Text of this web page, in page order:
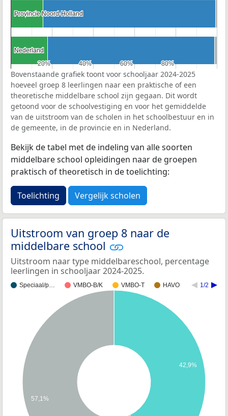
20%
20% 40%
40% 60%
60% 80%
80%
Provincie Noord-Holland
Provincie Noord-Holland
Nederland
Nederland
Bovenstaande grafiek toont voor schooljaar 2024-2025
hoeveel groep 8 leerlingen naar een praktische of een
theoretische middelbare school zijn gegaan. Dit wordt
getoond voor de schoolvestiging en voor het gemiddelde
van de uitstroom van de scholen in het schoolbestuur en in
de gemeente, in de provincie en in Nederland.
Bekijk de tabel met de indeling van alle soorten
middelbare school opleidingen naar de groepen
praktisch of theoretisch in de toelichting:
Toelichting Vergelijk scholen
Uitstroom van groep 8 naar de
middelbare school
Uitstroom naar type middelbareschool, percentage
leerlingen in schooljaar 2024-2025.
Speciaal/p… VMBO-B/K VMBO-T HAVO 1/2
42,9%
57,1%